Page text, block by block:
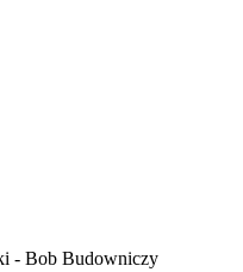
- Bob Budowniczy